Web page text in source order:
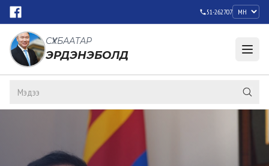
51-262707
СҮХБААТАР
ЭРДЭНЭБОЛД